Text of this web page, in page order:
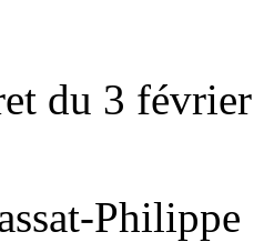
du 3
Philippe